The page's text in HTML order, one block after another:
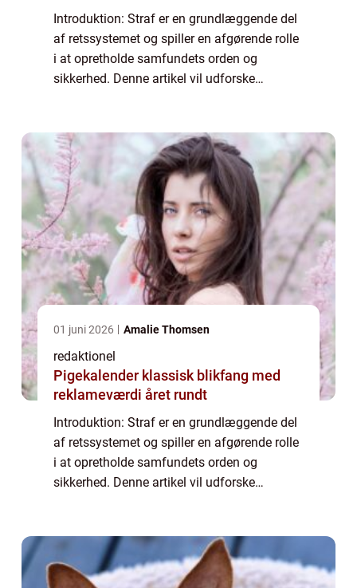
Introduktion: Straf er en grundlæggende del
af retssystemet og spiller en afgørende rolle
i at opretholde samfundets orden og
sikkerhed. Denne artikel vil udforske
01 juni 2026 Amalie Thomsen
redaktionel
Pigekalender klassisk blikfang med
reklameværdi året rundt
Introduktion: Straf er en grundlæggende del
af retssystemet og spiller en afgørende rolle
i at opretholde samfundets orden og
sikkerhed. Denne artikel vil udforske